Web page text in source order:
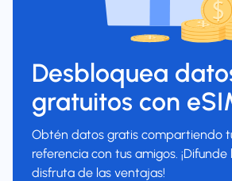
Desbloquea
gratuitos con
Obtén datos gratis compartiendo
referencia con tus amigos.
disfruta de las ventajas!